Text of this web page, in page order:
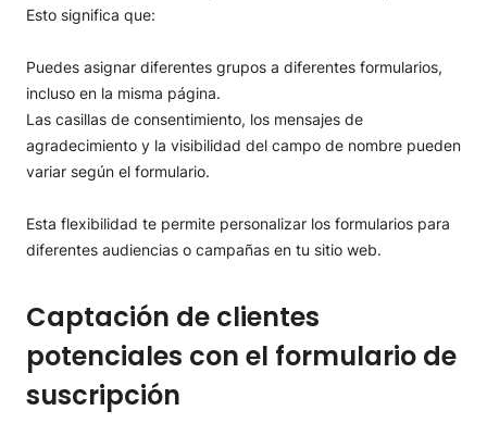
Esto significa que:
Puedes asignar diferentes grupos a diferentes formularios,
incluso en la misma página.
Las casillas de consentimiento, los mensajes de
agradecimiento y la visibilidad del campo de nombre pueden
variar según el formulario.
Esta flexibilidad te permite personalizar los formularios para
diferentes audiencias o campañas en tu sitio web.
Captación de clientes
potenciales con el formulario de
suscripción